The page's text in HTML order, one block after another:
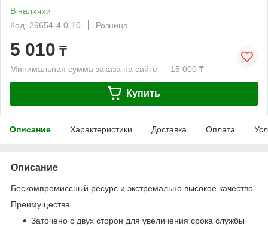
В наличии
Код: 29654-4.0-10
Розница
5 010 ₸
Минимальная сумма заказа на сайте — 15 000 ₸
Купить
Описание Характеристики Доставка Оплата
Описание
Бескомпромиссный ресурс и экстремально высокое качество
Преимущества
Заточено с двух сторон для увеличения срока службы